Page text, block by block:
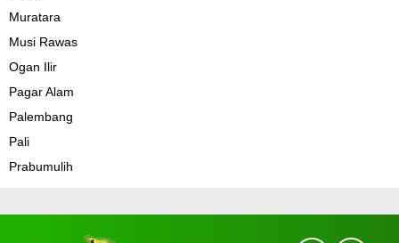
Muratara
Musi Rawas
Ogan Ilir
Pagar Alam
Palembang
Pali
Prabumulih